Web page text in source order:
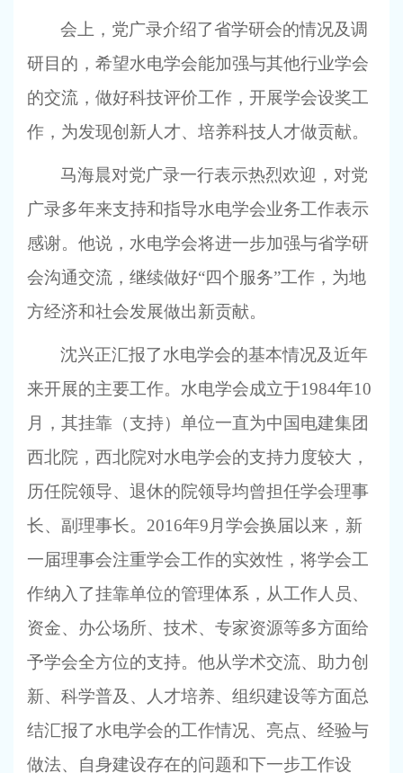
会上，党广录介绍了省学研会的情况及调
研目的，希望水电学会能加强与其他行业学会
的交流，做好科技评价工作，开展学会设奖工
作，为发现创新人才、培养科技人才做贡献。
马海晨对党广录一行表示热烈欢迎，对党
广录多年来支持和指导水电学会业务工作表示
感谢。他说，水电学会将进一步加强与省学研
会沟通交流，继续做好“四个服务”工作，为地
方经济和社会发展做出新贡献。
沈兴正汇报了水电学会的基本情况及近年
来开展的主要工作。水电学会成立于1984年10
月，其挂靠（支持）单位一直为中国电建集团
西北院，西北院对水电学会的支持力度较大，
历任院领导、退休的院领导均曾担任学会理事
长、副理事长。2016年9月学会换届以来，新
一届理事会注重学会工作的实效性，将学会工
作纳入了挂靠单位的管理体系，从工作人员、
资金、办公场所、技术、专家资源等多方面给
予学会全方位的支持。他从学术交流、助力创
新、科学普及、人才培养、组织建设等方面总
结汇报了水电学会的工作情况、亮点、经验与
做法、自身建设存在的问题和下一步工作设